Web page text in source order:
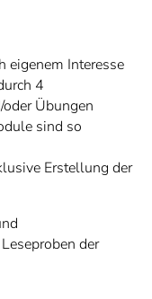
Interesse
4
Übungen
sind so
Erstellung der
der